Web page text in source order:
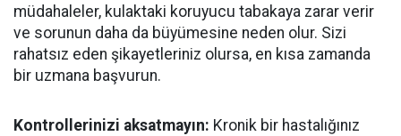
müdahaleler, kulaktaki koruyucu tabakaya zarar verir
ve sorunun daha da büyümesine neden olur. Sizi
rahatsız eden şikayetleriniz olursa, en kısa zamanda
bir uzmana başvurun.
Kontrollerinizi aksatmayın: Kronik bir hastalığınız